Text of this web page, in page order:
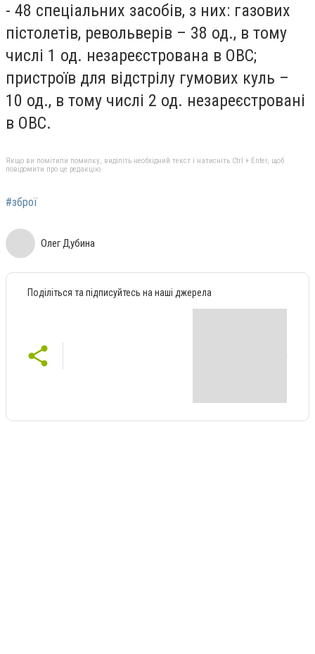
- 48 спеціальних засобів, з них: газових
пістолетів, револьверів – 38 од., в тому
числі 1 од. незареєстрована в ОВС;
пристроїв для відстрілу гумових куль –
10 од., в тому числі 2 од. незареєстровані
в ОВС.
Якщо ви помітили помилку, виділіть необхідний текст і натисніть Ctrl + Enter, щоб
повідомити про це редакцію
#зброї
Олег Дубина
Поділіться та підписуйтесь на наші джерела